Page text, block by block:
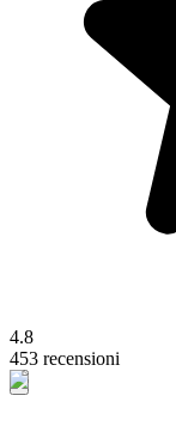
4.8
453 recensioni